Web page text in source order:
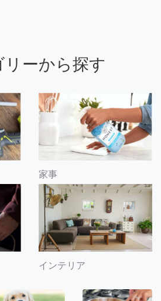
リーから探す
家事
インテリア